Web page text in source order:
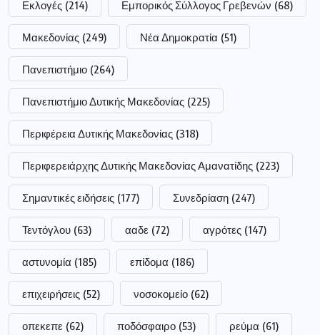
Εκλογές (214) Εμπορικός Σύλλογος Γρεβενών (68)
Μακεδονίας (249) Νέα Δημοκρατία (51)
Πανεπιστήμιο (264)
Πανεπιστήμιο Δυτικής Μακεδονίας (225)
Περιφέρεια Δυτικής Μακεδονίας (318)
Περιφερειάρχης Δυτικής Μακεδονίας Αμανατίδης (223)
Σημαντικές ειδήσεις (177) Συνεδρίαση (247)
Τεντόγλου (63) ααδε (72) αγρότες (147)
αστυνομία (185) επίδομα (186)
επιχειρήσεις (52) νοσοκομείο (62)
οπεκεπε (62) ποδόσφαιρο (53) ρεύμα (61)